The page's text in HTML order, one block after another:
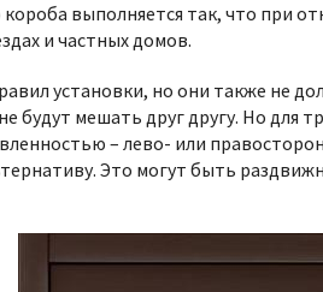
выполняется так, что при
и частных домов.
установки, но они также не
будут мешать друг другу. Но
– лево- или
Это могут быть